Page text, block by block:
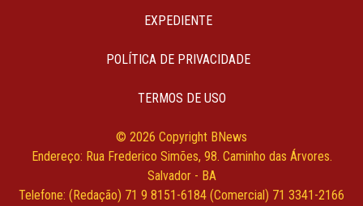
EXPEDIENTE
POLÍTICA DE PRIVACIDADE
TERMOS DE USO
© 2026 Copyright BNews
Endereço: Rua Frederico Simões, 98. Caminho das Árvores.
Salvador - BA
Telefone: (Redação) 71 9 8151-6184 (Comercial) 71 3341-2166